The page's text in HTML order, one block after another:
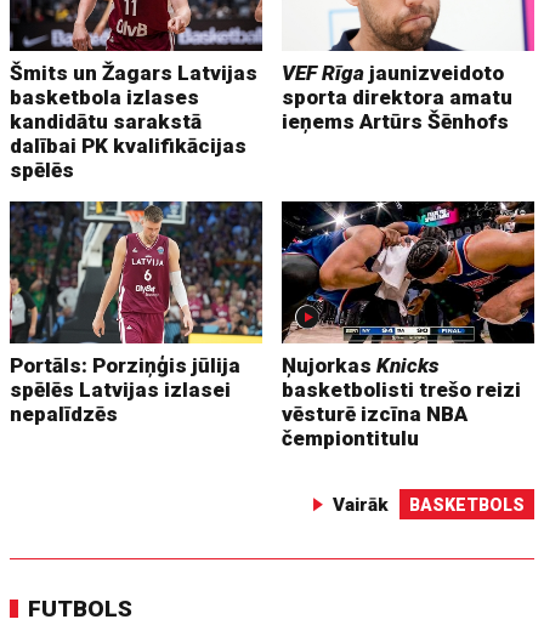
Šmits un Žagars Latvijas
basketbola izlases
kandidātu sarakstā
dalībai PK kvalifikācijas
spēlēs
VEF Rīga jaunizveidoto
sporta direktora amatu
ieņems Artūrs Šēnhofs
Portāls: Porziņģis jūlija
spēlēs Latvijas izlasei
nepalīdzēs
ŅujorkasKnicks
basketbolisti trešo reizi
vēsturē izcīna NBA
čempiontitulu
Vairāk BASKETBOLS
FUTBOLS